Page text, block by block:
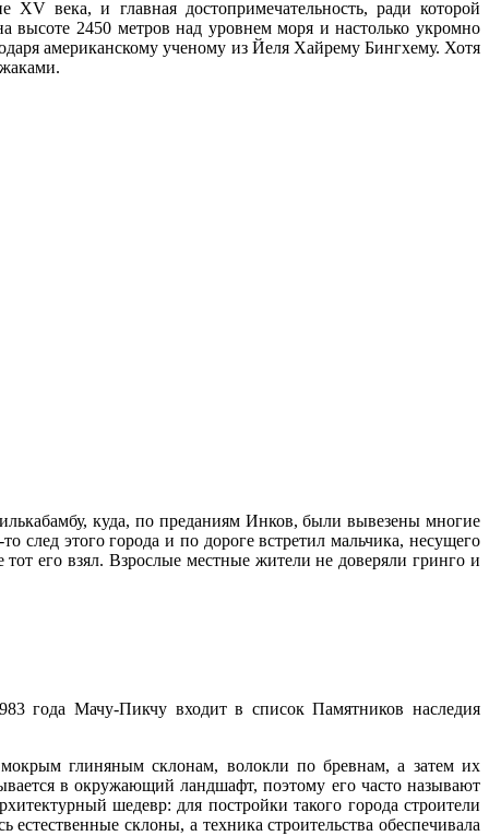
века, и главная достопримечательность, ради которой
2450 метров над уровнем моря и настолько укромно
американскому ученому из Йеля Хайрему Бингхему. Хотя
куда, по преданиям Инков, были вывезены многие
этого города и по дороге встретил мальчика, несущего
его взял. Взрослые местные жители не доверяли гринго и
года Мачу-Пикчу входит в список Памятников наследия
глиняным склонам, волокли по бревнам, а затем их
в окружающий ландшафт, поэтому его часто называют
шедевр: для постройки такого города строители
склоны, а техника строительства обеспечивала